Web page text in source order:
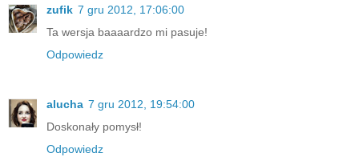
zufik 7 gru 2012, 17:06:00
Ta wersja baaaardzo mi pasuje!
Odpowiedz
alucha 7 gru 2012, 19:54:00
Doskonały pomysł!
Odpowiedz